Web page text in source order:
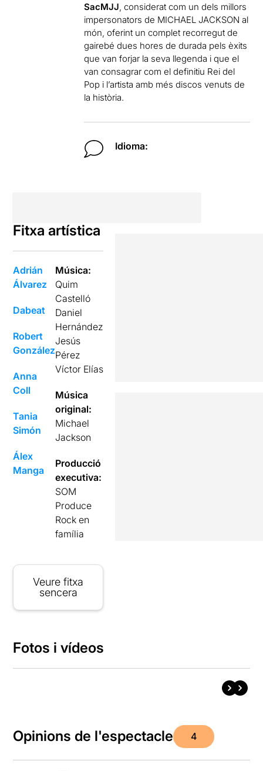
SacMJJ , considerat com un dels millors
impersonators de MICHAEL JACKSON al
món, oferint un complet recorregut de
gairebé dues hores de durada pels èxits
que van forjar la seva llegenda i que el
van consagrar com el definitiu Rei del
Pop i l’artista amb més discos venuts de
la història.
Idioma:
Fitxa artística
Adrián
Álvarez
Dabeat
Robert
González
Anna
Coll
Tania
Simón
Álex
Manga
Música:
Quim
Castelló
Daniel
Hernández
Jesús
Pérez
Víctor Elías
Música
original:
Michael
Jackson
Producció
executiva:
SOM
Produce
Rock en
família
Veure fitxa
sencera
Fotos i vídeos
Opinions de l'espectacle 4